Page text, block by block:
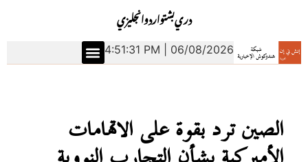
انجليزياردوبشتودري
4:51:32 PM | 06/08/2026
الصين ترد بقوة على الاتهامات